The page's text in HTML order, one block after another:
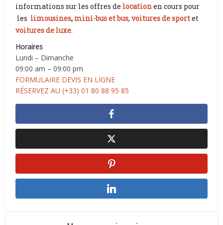
informations sur les offres de locationen cours pour
les limousines, mini-bus et bus,voitures de sportet
voitures de luxe.
Horaires
Lundi – Dimanche
09:00 am – 09:00 pm
FORMULAIRE DEVIS EN LIGNE
RÉSERVEZ AU (+33) 01 80 88 95 85